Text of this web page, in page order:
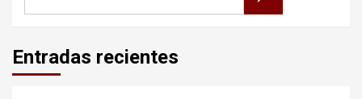
Entradas recientes